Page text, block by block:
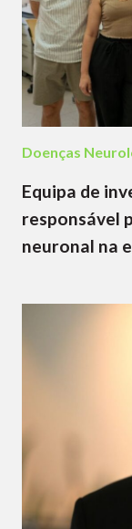
Doenças
Equipa de
responsável
neuronal na